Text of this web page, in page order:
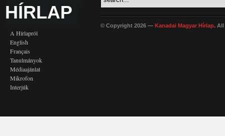
HÍRLAP
A Hírlapról
English
Français
Tanulmányok
Médiaajánlat
Mikrofon
Interjúk
© Copyright 2026 — Kanadai Magyar Hírlap. All